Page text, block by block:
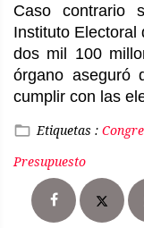
Caso contrario
Instituto Electoral
dos mil 100
órgano aseguró
cumplir con las
Etiquetas :
Presupuesto